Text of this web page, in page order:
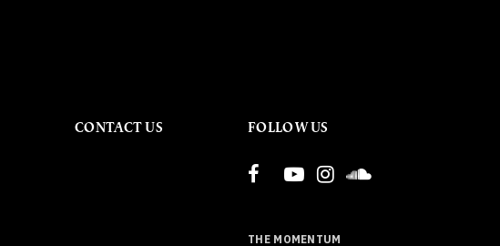
CONTACT US FOLLOW US
THE MOMENTUM